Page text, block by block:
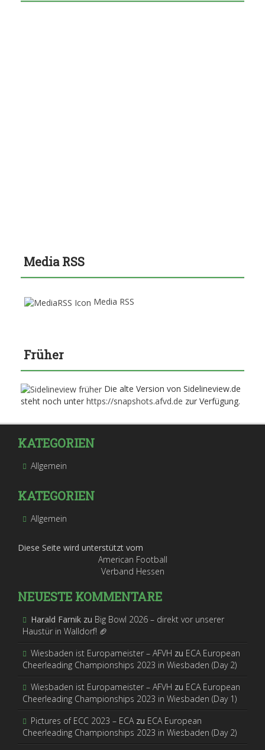
Media RSS
Media RSS
Früher
Die alte Version von Sidelineview.de
steht noch unter https://snapshots.afvd.de zur Verfügung.
KATEGORIEN
Allgemein
KATEGORIEN
Allgemein
Diese Seite wird unterstützt vom
American Football
Verband Hessen
NEUESTE KOMMENTARE
Harald Farnik zu Big Bowl 2026 – direkt vor unserer
Haustür in Walldorf! 🏈
Wiesbaden ist Europameister – AFVH zu ECA European
Cheerleading Championships 2023 in Wiesbaden (Day 2)
Wiesbaden ist Europameister – AFVH zu ECA European
Cheerleading Championships 2023 in Wiesbaden (Day 1)
Pictures of ECC 2023 – ECA zu ECA European
Cheerleading Championships 2023 in Wiesbaden (Day 2)